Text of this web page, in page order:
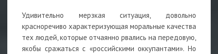
Удивительно мерзкая ситуация, довольно
красноречиво характеризующая моральные качества
тех людей, которые отчаянно рвались на передовую,
якобы сражаться с «российскими оккупантами». Но